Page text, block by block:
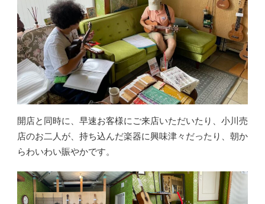
開店と同時に、早速お客様にご来店いただいたり、小川売
店のお二人が、持ち込んだ楽器に興味津々だったり、朝か
らわいわい賑やかです。